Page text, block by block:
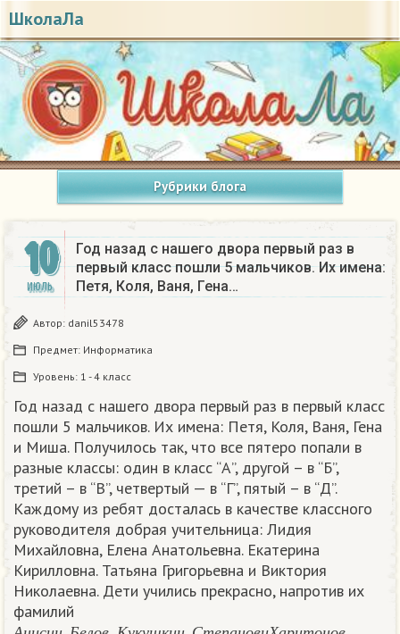
ШколаЛа
Рубрики блога
10
ИЮЛЬ
Год назад с нашего двора первый раз в
первый класс пошли 5 мальчиков. Их имена:
Петя, Коля, Ваня, Гена…
Автор: danil53478
Предмет: Информатика
Уровень: 1 - 4 класс
Год назад с нашего двора первый раз в первый класс
пошли 5 мальчиков. Их имена: Петя, Коля, Ваня, Гена
и Миша. Получилось так, что все пятеро попали в
разные классы: один в класс “А”, другой – в “Б”,
третий – в “В”, четвертый — в “Г”, пятый – в “Д”.
Каждому из ребят досталась в качестве классного
руководителя добрая учительница: Лидия
Михайловна, Елена Анатольевна. Екатерина
Кирилловна. Татьяна Григорьевна и Виктория
Николаевна. Дети учились прекрасно, напротив их
фамилий
Анисин,Бе Ку Ст Ха